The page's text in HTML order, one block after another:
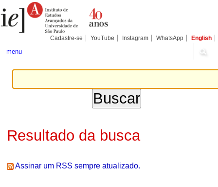
para
conteúdo.
Pessoais
Cadastre-se YouTube Instagram WhatsApp English
menu
Resultado da busca
Assinar um RSS sempre atualizado.